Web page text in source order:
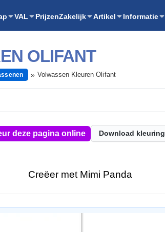
VAL PrijzenZakelijk Artikel Informatie
OLIFANT
Volwassen Kleuren Olifant
deze pagina online Download kleuring
Creëer met Mimi Panda